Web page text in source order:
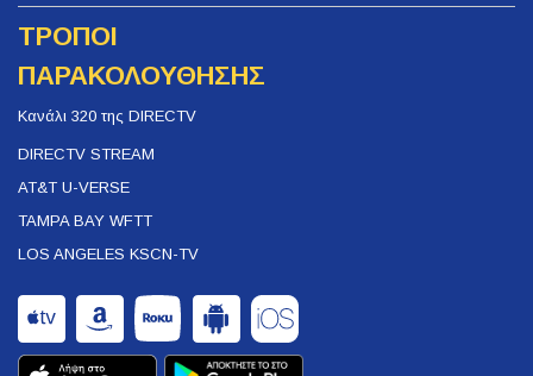
ΤΡΟΠΟΙ
ΠΑΡΑΚΟΛΟΥΘΗΣΗΣ
Κανάλι 320 της DIRECTV
DIRECTV STREAM
AT&T U-VERSE
TAMPA BAY WFTT
LOS ANGELES KSCN-TV